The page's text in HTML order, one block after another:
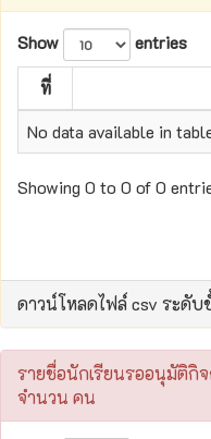
Show entries
ที่
No data available in
Showing 0 to 0 of 0
ดาวน์โหลดไฟล์ csv ระดับ
รายชื่อนักเรียนรออนุมัติกิ
จำนวน คน